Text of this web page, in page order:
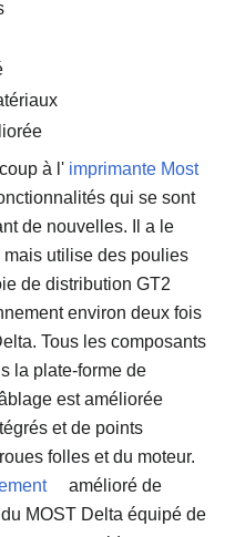
à l' imprimante Most
qui se sont
de nouvelles. Il a le
utilise des poulies
de distribution GT2
environ deux fois
Tous les composants
la plate-forme de
est améliorée
et de points
folles et du moteur.
amélioré de
MOST Delta équipé de